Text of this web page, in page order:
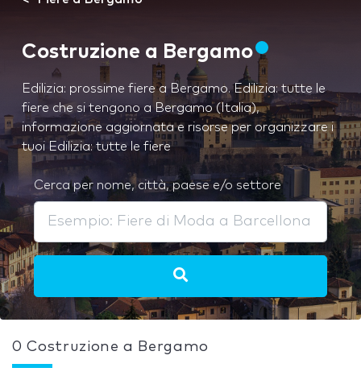
Costruzione a Bergamo
Edilizia: prossime fiere a Bergamo. Edilizia: tutte le
fiere che si tengono a Bergamo (Italia),
informazione aggiornata e risorse per organizzare i
tuoi Edilizia: tutte le fiere
Cerca per nome, città, paese e/o settore
0 Costruzione a Bergamo